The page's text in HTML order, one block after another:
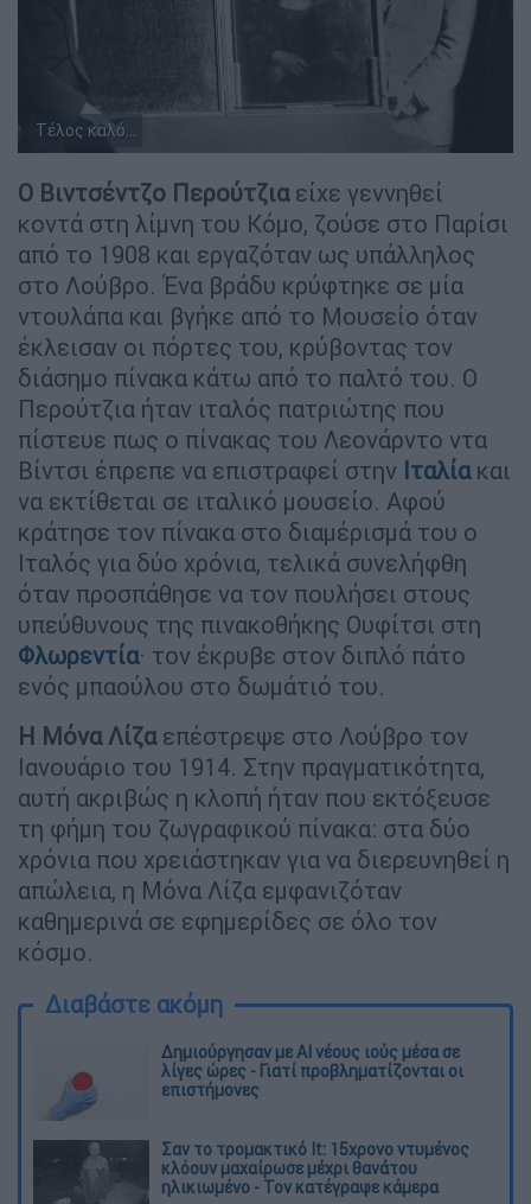
Τέλος καλό...
Ο Βιντσέντζο Περούτζιαείχε γεννηθεί
κοντά στη λίμνη του Κόμο, ζούσε στο Παρίσι
από το 1908 και εργαζόταν ως υπάλληλος
στο Λούβρο. Ένα βράδυ κρύφτηκε σε μία
ντουλάπα και βγήκε από το Μουσείο όταν
έκλεισαν οι πόρτες του, κρύβοντας τον
διάσημο πίνακα κάτω από το παλτό του. Ο
Περούτζια ήταν ιταλός πατριώτης που
πίστευε πως ο πίνακας του Λεονάρντο ντα
Βίντσι έπρεπε να επιστραφεί στην Ιταλία και
να εκτίθεται σε ιταλικό μουσείο. Αφού
κράτησε τον πίνακα στο διαμέρισμά του ο
Ιταλός για δύο χρόνια, τελικά συνελήφθη
όταν προσπάθησε να τον πουλήσει στους
υπεύθυνους της πινακοθήκης Ουφίτσι στη
Φλωρεντία· τον έκρυβε στον διπλό πάτο
ενός μπαούλου στο δωμάτιό του.
Η Μόνα Λίζαεπέστρεψε στο Λούβρο τον
Ιανουάριο του 1914. Στην πραγματικότητα,
αυτή ακριβώς η κλοπή ήταν που εκτόξευσε
τη φήμη του ζωγραφικού πίνακα: στα δύο
χρόνια που χρειάστηκαν για να διερευνηθεί η
απώλεια, η Μόνα Λίζα εμφανιζόταν
καθημερινά σε εφημερίδες σε όλο τον
κόσμο.
Διαβάστε ακόμη
Δημιούργησαν με AI νέους ιούς μέσα σε
λίγες ώρες - Γιατί προβληματίζονται οι
επιστήμονες
Σαν το τρομακτικό It: 15χρονο ντυμένος
κλόουν μαχαίρωσε μέχρι θανάτου
ηλικιωμένο - Τον κατέγραψε κάμερα